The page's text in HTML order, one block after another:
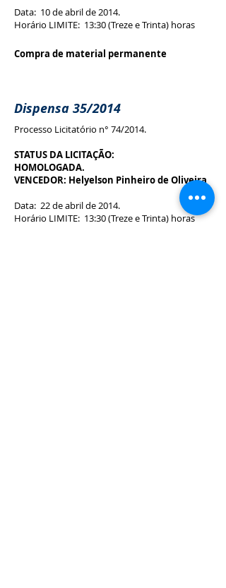
Data: 10 de abril de 2014.
Horário LIMITE: 13:30 (Treze e Trinta) horas
Compra de material permanente
Dispensa 35/2014
Processo Licitatório n° 74/2014.
STATUS DA LICITAÇÃO:
HOMOLOGADA.
VENCEDOR: Helyelson Pinheiro de Oliveira
Data: 22 de abril de 2014.
Horário LIMITE: 13:30 (Treze e Trinta) horas